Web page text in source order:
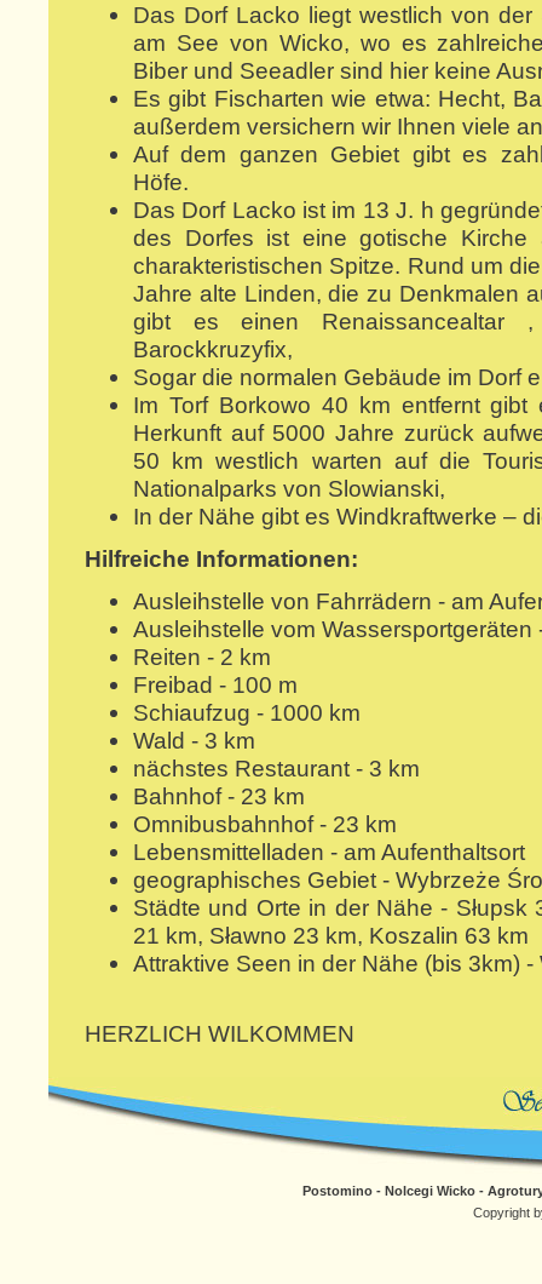
Das Dorf Lacko liegt westlich von
am See von Wicko, wo es
Biber und Seeadler sind hier keine
Es gibt Fischarten wie etwa: Hecht,
außerdem versichern wir Ihnen viele
Auf dem ganzen Gebiet gibt es
Höfe.
Das Dorf Lacko ist im 13 J. h
des Dorfes ist eine gotische
charakteristischen Spitze. Rund um
Jahre alte Linden, die zu Denkmalen
gibt es einen Renaissancealtar
Barockkruzyfix,
Sogar die normalen Gebäude im Dorf
Im Torf Borkowo 40 km entfernt
Herkunft auf 5000 Jahre zurück
50 km westlich warten auf die
Nationalparks von Slowianski,
In der Nähe gibt es Windkraftwerke –
Hilfreiche Informationen:
Ausleihstelle von Fahrrädern - am
Ausleihstelle vom Wassersportgeräten
Reiten - 2 km
Freibad - 100 m
Schiaufzug - 1000 km
Wald - 3 km
nächstes Restaurant - 3 km
Bahnhof - 23 km
Omnibusbahnhof - 23 km
Lebensmittelladen - am Aufenthaltsort
geographisches Gebiet - Wybrzeże
Städte und Orte in der Nähe - Słupsk
21 km, Sławno 23 km, Koszalin 63 km
Attraktive Seen in der Nähe (bis 3km) -
HERZLICH WILKOMMEN
Postomino - Nolcegi Wicko -
Copyright